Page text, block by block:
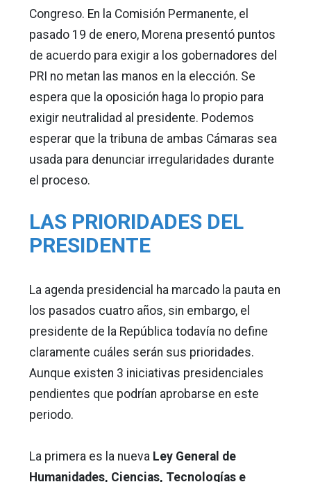
Congreso. En la Comisión Permanente, el
pasado 19 de enero, Morena presentó puntos
de acuerdo para exigir a los gobernadores del
PRI no metan las manos en la elección. Se
espera que la oposición haga lo propio para
exigir neutralidad al presidente. Podemos
esperar que la tribuna de ambas Cámaras sea
usada para denunciar irregularidades durante
el proceso.
LAS PRIORIDADES DEL
PRESIDENTE
La agenda presidencial ha marcado la pauta en
los pasados cuatro años, sin embargo, el
presidente de la República todavía no define
claramente cuáles serán sus prioridades.
Aunque existen 3 iniciativas presidenciales
pendientes que podrían aprobarse en este
periodo.
La primera es la nueva Ley General de
Humanidades, Ciencias, Tecnologías e